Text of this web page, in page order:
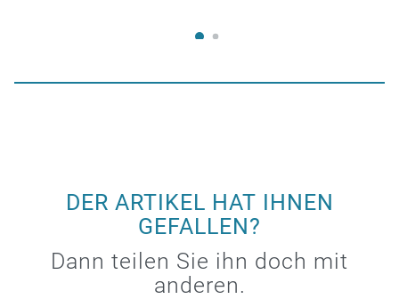
DER ARTIKEL HAT IHNEN
GEFALLEN?
Dann teilen Sie ihn doch mit
anderen.